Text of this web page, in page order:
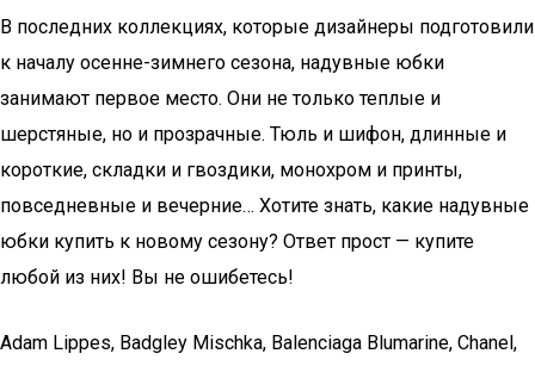
В последних коллекциях, которые дизайнеры подготовили
к началу осенне-зимнего сезона, надувные юбки
занимают первое место. Они не только теплые и
шерстяные, но и прозрачные. Тюль и шифон, длинные и
короткие, складки и гвоздики, монохром и принты,
повседневные и вечерние… Хотите знать, какие надувные
юбки купить к новому сезону? Ответ прост — купите
любой из них! Вы не ошибетесь!
Adam Lippes, Badgley Mischka, Balenciaga Blumarine, Chanel,